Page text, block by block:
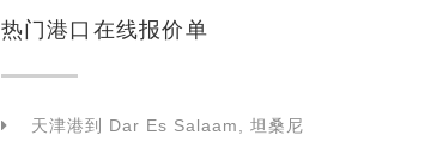
热门港口在线报价单
天津港到 Dar Es Salaam, 坦桑尼